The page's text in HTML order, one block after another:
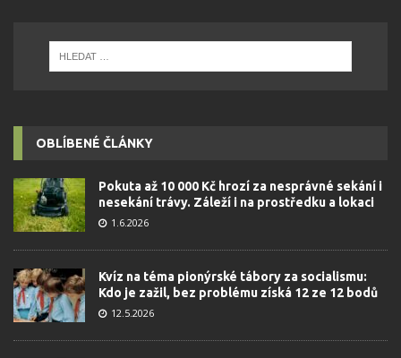
OBLÍBENÉ ČLÁNKY
Pokuta až 10 000 Kč hrozí za nesprávné sekání i
nesekání trávy. Záleží i na prostředku a lokaci
1.6.2026
Kvíz na téma pionýrské tábory za socialismu:
Kdo je zažil, bez problému získá 12 ze 12 bodů
12.5.2026